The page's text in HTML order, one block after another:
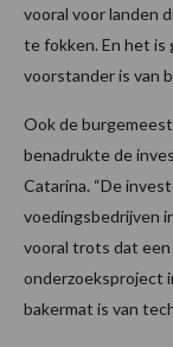
vooral voor landen
te fokken. En het is
voorstander is van
Ook de
benadrukte de
Catarina. “De
voedingsbedrijven
vooral trots dat een
onderzoeksproject
bakermat is van